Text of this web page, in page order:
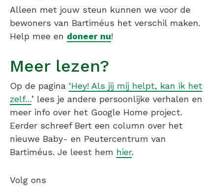
Alleen met jouw steun kunnen we voor de
bewoners van Bartiméus het verschil maken.
Help mee en doneer nu!
Meer lezen?
Op de pagina ‘Hey! Als jij mij helpt, kan ik het
zelf…’ lees je andere persoonlijke verhalen en
meer info over het Google Home project.
Eerder schreef Bert een column over het
nieuwe Baby- en Peutercentrum van
Bartiméus. Je leest hem hier.
Volg ons